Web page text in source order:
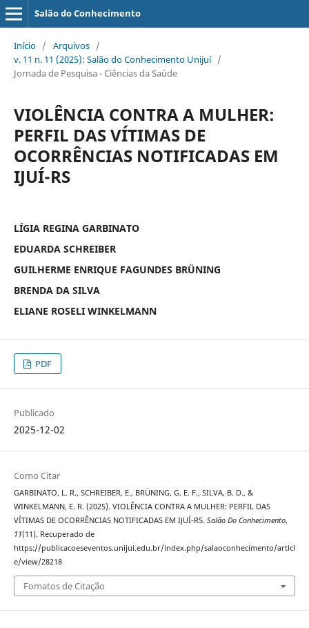
Salão do Conhecimento
Início / Arquivos /
v. 11 n. 11 (2025): Salão do Conhecimento Unijuí /
Jornada de Pesquisa - Ciências da Saúde
VIOLÊNCIA CONTRA A MULHER:
PERFIL DAS VÍTIMAS DE
OCORRÊNCIAS NOTIFICADAS EM
IJUÍ-RS
LÍGIA REGINA GARBINATO
EDUARDA SCHREIBER
GUILHERME ENRIQUE FAGUNDES BRÜNING
BRENDA DA SILVA
ELIANE ROSELI WINKELMANN
PDF
Publicado
2025-12-02
Como Citar
GARBINATO, L. R., SCHREIBER, E., BRÜNING, G. E. F., SILVA, B. D., &
WINKELMANN, E. R. (2025). VIOLÊNCIA CONTRA A MULHER: PERFIL DAS
VÍTIMAS DE OCORRÊNCIAS NOTIFICADAS EM IJUÍ-RS. Salão Do Conhecimento,
11(11). Recuperado de
https://publicacoeseventos.unijui.edu.br/index.php/salaoconhecimento/articl
e/view/28218
Fomatos de Citação